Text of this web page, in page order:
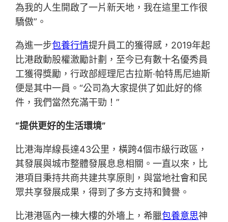
為我的人生開啟了一片新天地，我在這里工作很
驕傲”。
為進一步包養行情提升員工的獲得感，2019年起
比港啟動股權激勵計劃，至今已有數十名優秀員
工獲得獎勵，行政部經理尼古拉斯·帕特馬尼迪斯
便是其中一員。“公司為大家提供了如此好的條
件，我們當然充滿干勁！”
“提供更好的生活環境”
比港海岸線長達43公里，橫跨4個市級行政區，
其發展與城市整體發展息息相關。一直以來，比
港項目秉持共商共建共享原則，與當地社會和民
眾共享發展成果，得到了多方支持和贊譽。
比港港區內一棟大樓的外墻上，希臘包養意思神